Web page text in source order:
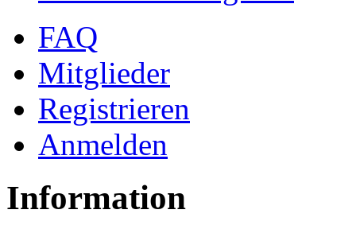
FAQ
Mitglieder
Registrieren
Anmelden
Information